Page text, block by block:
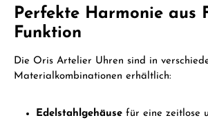
Perfekte Harmonie aus
Funktion
Die Oris Artelier Uhren sind in
Materialkombinationen erhältlich:
Edelstahlgehäuse für eine zeitlose